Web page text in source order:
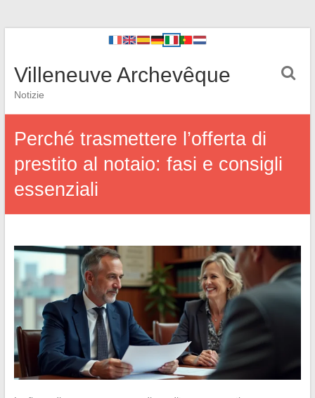
Villeneuve Archevêque
Notizie
Perché trasmettere l’offerta di
prestito al notaio: fasi e consigli
essenziali